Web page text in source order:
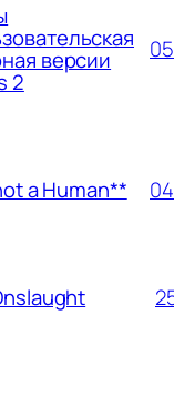
версии
2
a Human**